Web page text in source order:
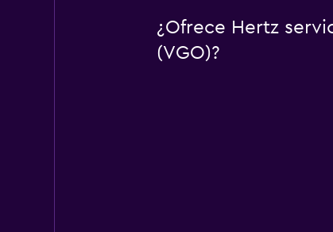
¿Ofrece Hertz
(VGO)?